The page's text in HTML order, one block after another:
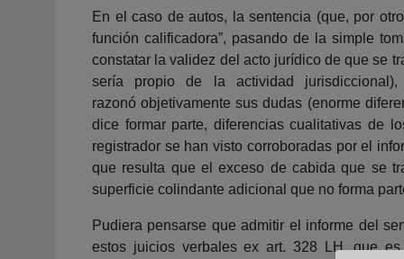
En el caso de autos, la sentencia (que, por
función calificadora”, pasando de la simple
constatar la validez del acto jurídico de que se
sería propio de la actividad
razonó objetivamente sus dudas (enorme
dice formar parte, diferencias cualitativas de
registrador se han visto corroboradas por el
que resulta que el exceso de cabida que se
superficie colindante adicional que no forma
Pudiera pensarse que admitir el informe del
estos juicios verbales ex art. 328 LH, que